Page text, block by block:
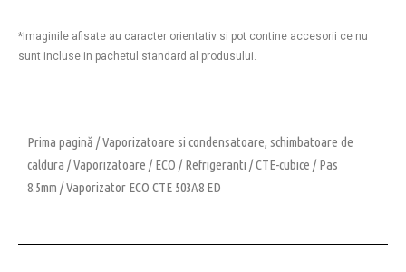
*Imaginile afisate au caracter orientativ si pot contine accesorii ce nu
sunt incluse in pachetul standard al produsului.
Prima pagină /Vaporizatoare si condensatoare, schimbatoare de
caldura /Vaporizatoare /ECO /Refrigeranti /CTE-cubice /Pas
8.5mm / Vaporizator ECO CTE 503A8 ED